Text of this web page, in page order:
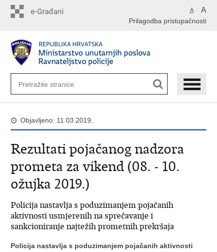
A A
Prilagodba pristupačnosti
Objavljeno: 11.03.2019.
Rezultati pojačanog nadzora
prometa za vikend (08. - 10.
ožujka 2019.)
Policija nastavlja s poduzimanjem pojačanih
aktivnosti usmjerenih na sprečavanje i
sankcioniranje najtežih prometnih prekršaja
Policija nastavlja s poduzimanjem pojačanih aktivnosti